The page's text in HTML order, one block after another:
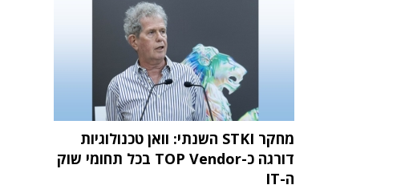
מחקר STKI השנתי: וואן טכנולוגיות
דורגה כ-TOP Vendor בכל תחומי שוק
ה-IT